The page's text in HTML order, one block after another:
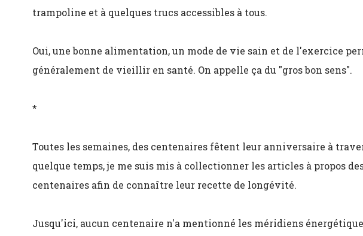
trampoline et à quelques trucs accessibles à tous.
Oui, une bonne alimentation, un mode de vie sain et de l'exercice
généralement de vieillir en santé. On appelle ça du "gros bon sens".
*
Toutes les semaines, des centenaires fêtent leur anniversaire à
quelque temps, je me suis mis à collectionner les articles à propos
centenaires afin de connaître leur recette de longévité.
Jusqu'ici, aucun centenaire n'a mentionné les méridiens